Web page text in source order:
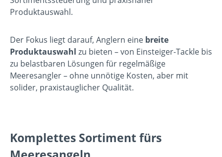
Produktauswahl.
Der Fokus liegt darauf, Anglern eine breite
Produktauswahl zu bieten – von Einsteiger-Tackle bis
zu belastbaren Lösungen für regelmäßige
Meeresangler – ohne unnötige Kosten, aber mit
solider, praxistauglicher Qualität.
Komplettes Sortiment fürs